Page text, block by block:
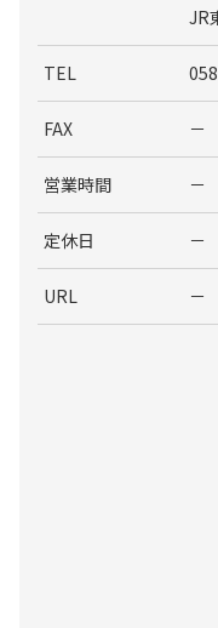
JR
TEL
FAX －
営業時間 －
定休日 －
URL －